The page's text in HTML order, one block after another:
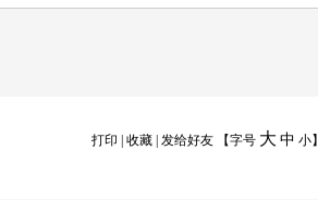
打印 收藏 发给好友 【字号 大 中 小】